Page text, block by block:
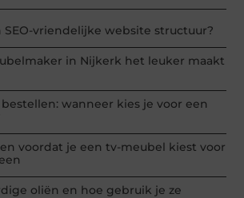
SEO-vriendelijke website structuur?
in Nijkerk het leuker maakt
wanneer kies je voor een
voordat je een tv-meubel kiest voor
oliën en hoe gebruik je ze